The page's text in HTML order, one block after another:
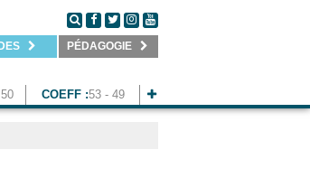
PÉDAGOGIE
COEFF :53 - 49